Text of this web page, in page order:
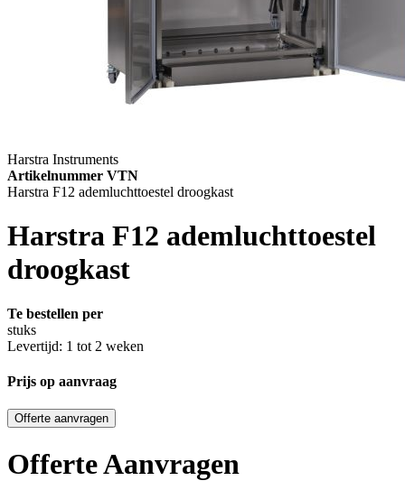
Harstra Instruments
Artikelnummer VTN
Harstra F12 ademluchttoestel droogkast
Harstra F12 ademluchttoestel
droogkast
Te bestellen per
stuks
Levertijd: 1 tot 2 weken
Prijs op aanvraag
Offerte aanvragen
Offerte Aanvragen